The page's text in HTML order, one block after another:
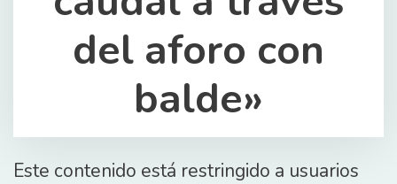
del aforo con
balde»
Este contenido está restringido a usuarios